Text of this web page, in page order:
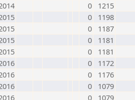
0
1215
0
1198
0
1187
0
1181
0
1181
0
1172
0
1176
0
1079
0
1079